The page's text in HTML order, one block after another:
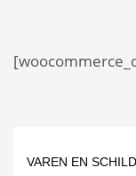
VAREN EN